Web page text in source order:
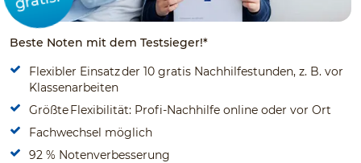
Beste Noten mit dem Testsieger!*
Flexibler Einsatz der 10 gratis Nachhilfestunden, z. B. vor
Klassenarbeiten
Größte Flexibilität: Profi-Nachhilfe online oder vor Ort
Fachwechsel möglich
92 % Notenverbesserung